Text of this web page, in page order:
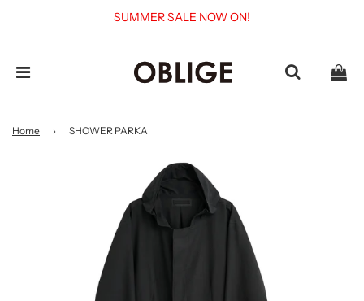
SUMMER SALE NOW ON!
Home › SHOWER PARKA